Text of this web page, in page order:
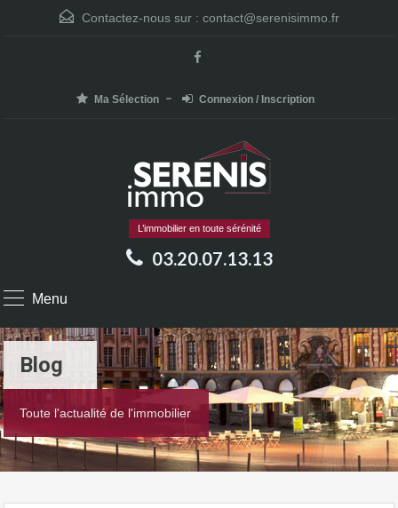
Contactez-nous sur : contact@serenisimmo.fr
Ma Sélection Connexion / Inscription
L’immobilier en toute sérénité
03.20.07.13.13
Menu
Blog
Toute l'actualité de l'immobilier